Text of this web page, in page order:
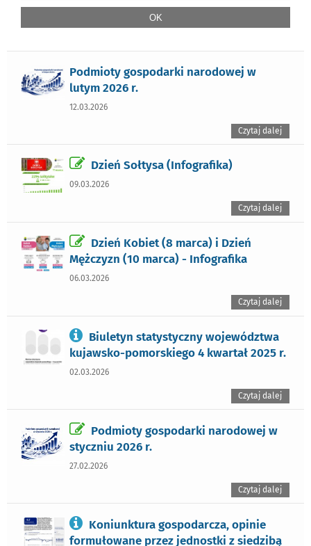
Podmioty gospodarki narodowej w
lutym 2026 r.
12.03.2026
Czytaj dalej
Dzień Sołtysa (Infografika)
09.03.2026
Czytaj dalej
Dzień Kobiet (8 marca) i Dzień
Mężczyzn (10 marca) - Infografika
06.03.2026
Czytaj dalej
Biuletyn statystyczny województwa
kujawsko-pomorskiego 4 kwartał 2025 r.
02.03.2026
Czytaj dalej
Podmioty gospodarki narodowej w
styczniu 2026 r.
27.02.2026
Czytaj dalej
Koniunktura gospodarcza, opinie
formułowane przez jednostki z siedzibą